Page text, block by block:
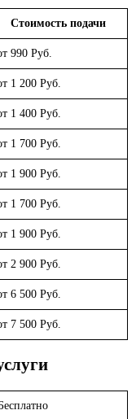
Стоимость подачи
990 Руб.
1 200 Руб.
1 400 Руб.
1 700 Руб.
1 900 Руб.
1 700 Руб.
1 900 Руб.
2 900 Руб.
6 500 Руб.
7 500 Руб.